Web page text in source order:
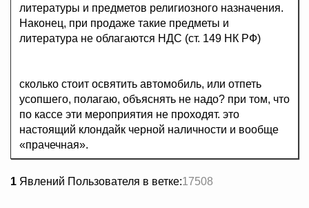
литературы и предметов религиозного назначения.
Наконец, при продаже такие предметы и
литература не облагаются НДС (ст. 149 НК РФ)
сколько стоит освятить автомобиль, или отпеть
усопшего, полагаю, объяснять не надо? при том, что
по кассе эти мероприятия не проходят. это
настоящий клондайк черной наличности и вообще
«прачечная».
1 Явлений Пользователя в ветке:17508